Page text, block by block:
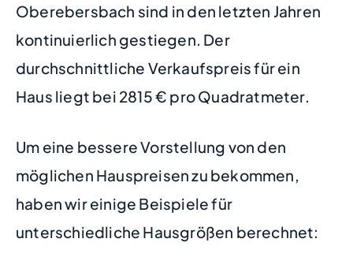
Oberebersbach sind in den letzten Jahren
kontinuierlich gestiegen. Der
durchschnittliche Verkaufspreis für ein
Haus liegt bei 2815 € pro Quadratmeter.
Um eine bessere Vorstellung von den
möglichen Hauspreisen zu bekommen,
haben wir einige Beispiele für
unterschiedliche Hausgrößen berechnet: